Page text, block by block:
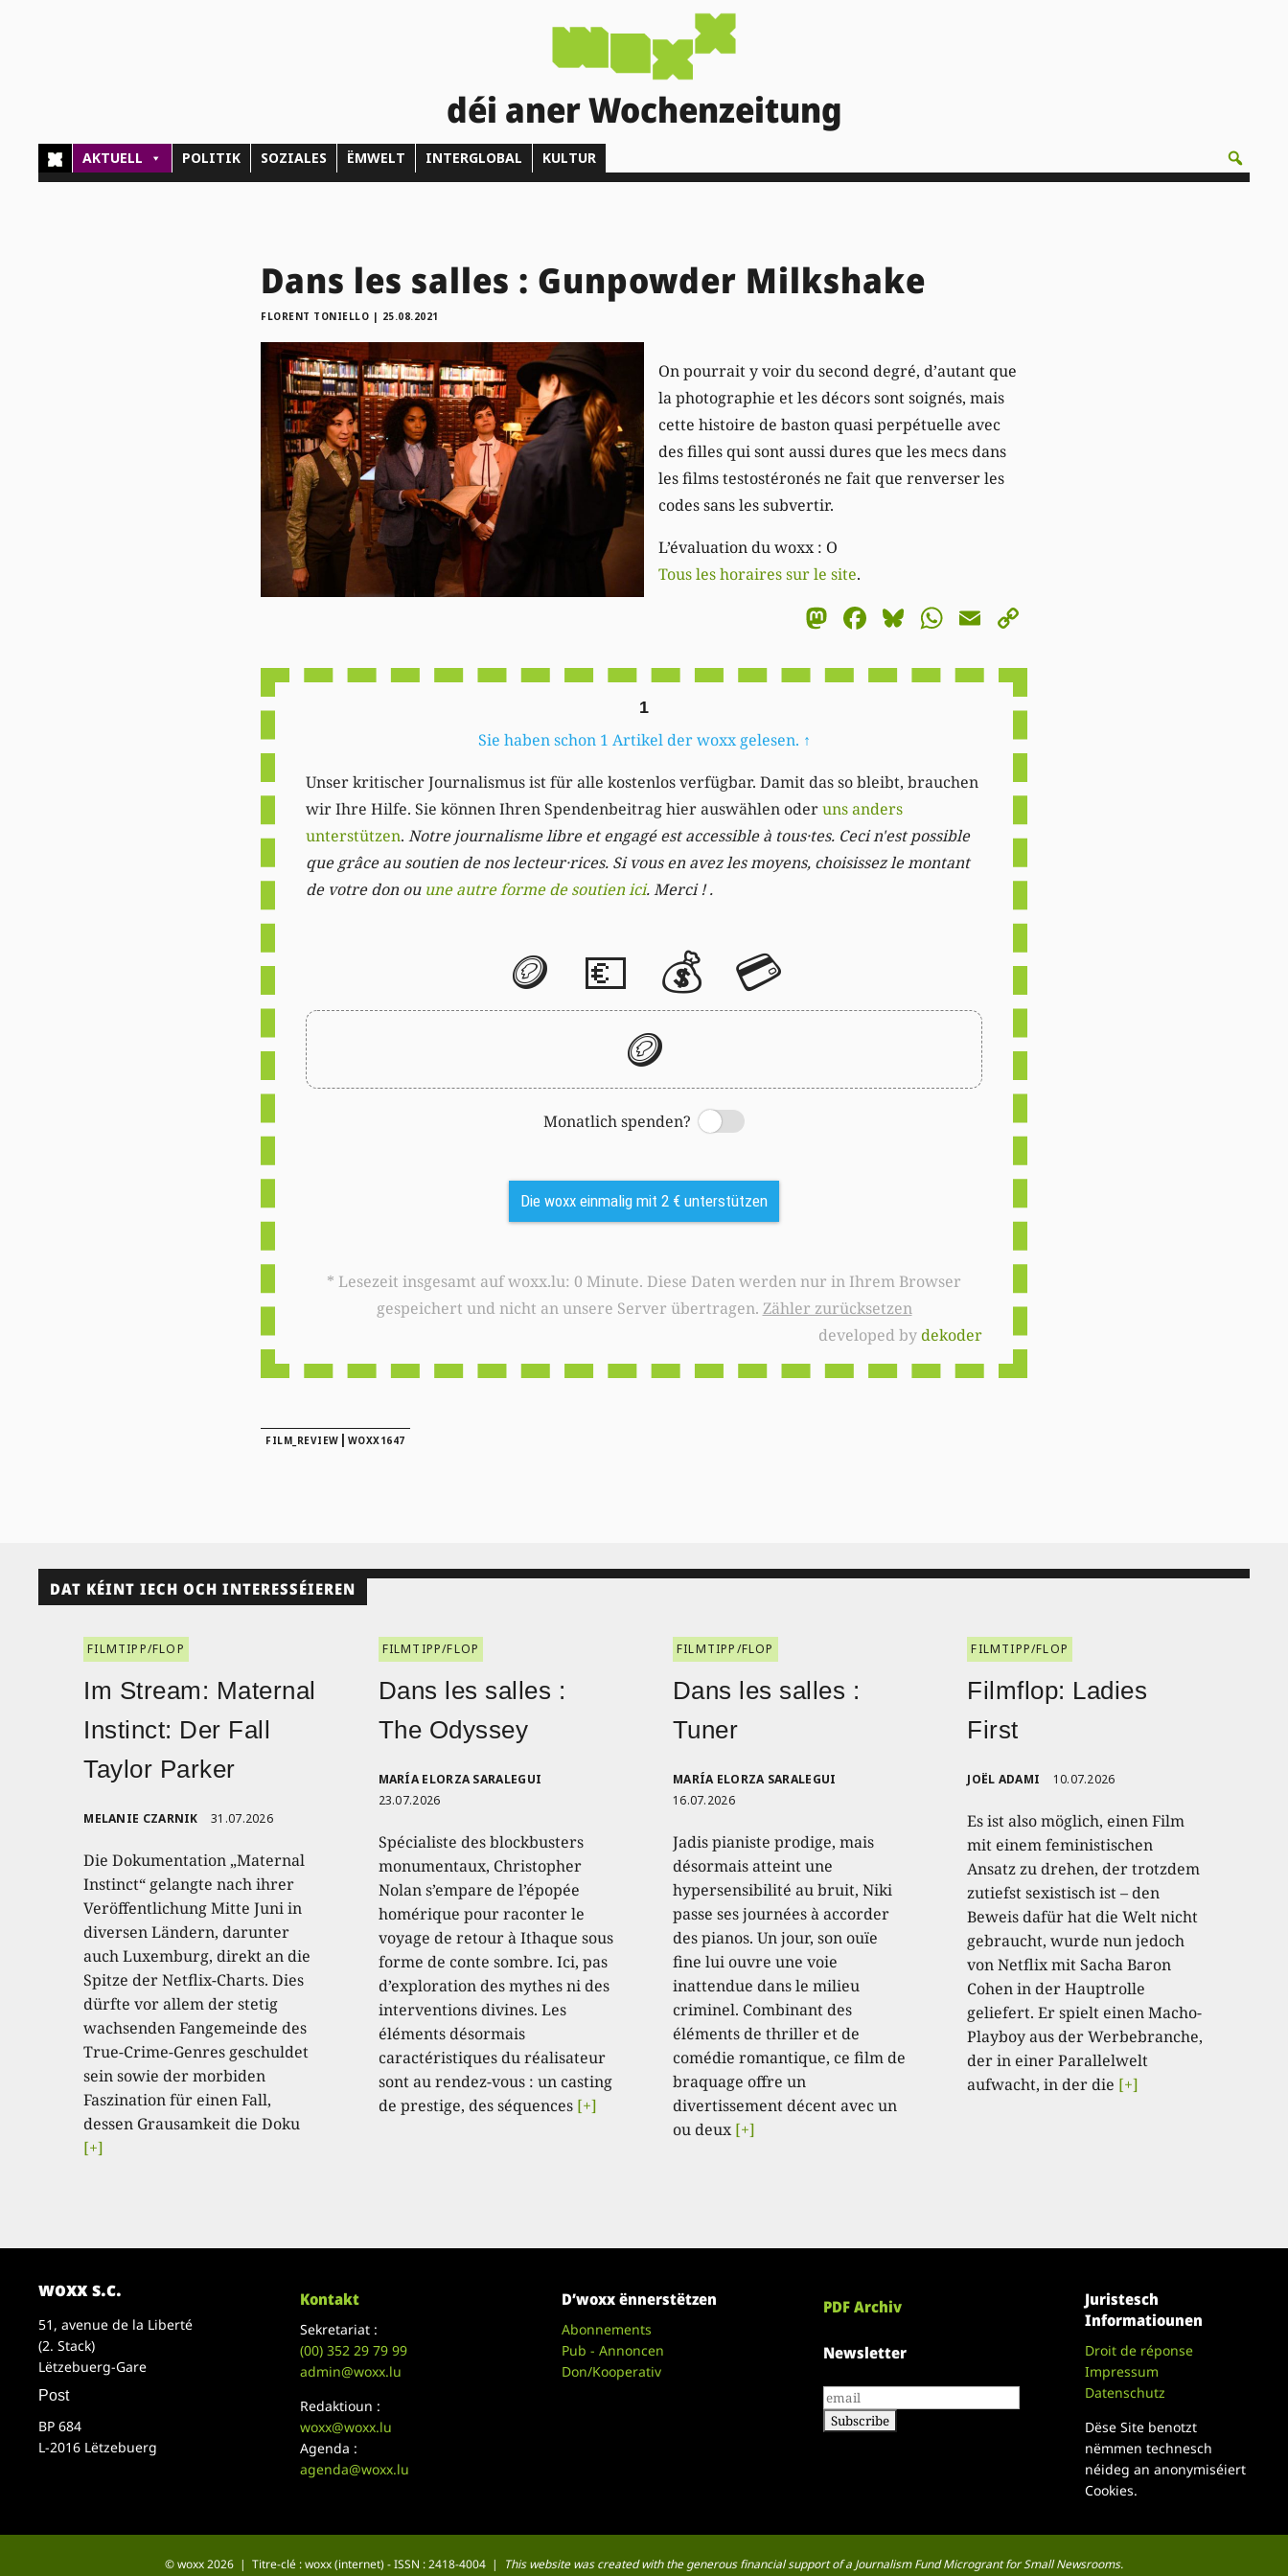
déi aner Wochenzeitung
AKTUELL POLITIK SOZIALES ËMWELT INTERGLOBAL KULTUR
Dans les salles : Gunpowder Milkshake
FLORENT TONIELLO | 25.08.2021
On pourrait y voir du second degré, d’autant que
la photographie et les décors sont soignés, mais
cette histoire de baston quasi perpétuelle avec
des filles qui sont aussi dures que les mecs dans
les films testostéronés ne fait que renverser les
codes sans les subvertir.
L’évaluation du woxx : O
Tous les horaires sur le site.
Mastodon
Facebook
Bluesky
WhatsApp
Email
1
Sie haben schon 1 Artikel der woxx gelesen. ↑
Unser kritischer Journalismus ist für alle kostenlos verfügbar. Damit das so bleibt, brauchen
wir Ihre Hilfe. Sie können Ihren Spendenbeitrag hier auswählen oderuns anders
unterstützen. Notre journalisme libre et engagé est accessible à tous·tes. Ceci n'est possible
que grâce au soutien de nos lecteur·rices. Si vous en avez les moyens, choisissez le montant
de votre don ou une autre forme de soutien ici. Merci ! .
🪙 💶 💰 💳
🪙
Monatlich spenden?
Switch
Die woxx einmalig mit 2 € unterstützen
* Lesezeit insgesamt auf woxx.lu: 0 Minute. Diese Daten werden nur in Ihrem Browser
gespeichert und nicht an unsere Server übertragen. Zähler zurücksetzen
developed bydekoder
FILM_REVIEW | WOXX1647
DAT KÉINT IECH OCH INTERESSÉIEREN
FILMTIPP/FLOP
Im Stream: Maternal
Instinct: Der Fall
Taylor Parker
MELANIE CZARNIK 31.07.2026
Die Dokumentation „Maternal
Instinct“ gelangte nach ihrer
Veröffentlichung Mitte Juni in
diversen Ländern, darunter
auch Luxemburg, direkt an die
Spitze der Netflix-Charts. Dies
dürfte vor allem der stetig
wachsenden Fangemeinde des
True-Crime-Genres geschuldet
sein sowie der morbiden
Faszination für einen Fall,
dessen Grausamkeit die Doku
[+]
FILMTIPP/FLOP
Dans les salles :
The Odyssey
MARÍA ELORZA SARALEGUI
23.07.2026
Spécialiste des blockbusters
monumentaux, Christopher
Nolan s’empare de l’épopée
homérique pour raconter le
voyage de retour à Ithaque sous
forme de conte sombre. Ici, pas
d’exploration des mythes ni des
interventions divines. Les
éléments désormais
caractéristiques du réalisateur
sont au rendez-vous : un casting
de prestige, des séquences [+]
FILMTIPP/FLOP
Dans les salles :
Tuner
MARÍA ELORZA SARALEGUI
16.07.2026
Jadis pianiste prodige, mais
désormais atteint une
hypersensibilité au bruit, Niki
passe ses journées à accorder
des pianos. Un jour, son ouïe
fine lui ouvre une voie
inattendue dans le milieu
criminel. Combinant des
éléments de thriller et de
comédie romantique, ce film de
braquage offre un
divertissement décent avec un
ou deux[+]
FILMTIPP/FLOP
Filmflop: Ladies
First
JOËL ADAMI 10.07.2026
Es ist also möglich, einen Film
mit einem feministischen
Ansatz zu drehen, der trotzdem
zutiefst sexistisch ist – den
Beweis dafür hat die Welt nicht
gebraucht, wurde nun jedoch
von Netflix mit Sacha Baron
Cohen in der Hauptrolle
geliefert. Er spielt einen Macho-
Playboy aus der Werbebranche,
der in einer Parallelwelt
aufwacht, in der die [+]
woxx s.c.
51, avenue de la Liberté
(2. Stack)
Lëtzebuerg-Gare
Post
BP 684
L-2016 Lëtzebuerg
Kontakt
Sekretariat :
(00)352 29 79 99
admin@woxx.lu
Redaktioun :
woxx@woxx.lu
Agenda :
agenda@woxx.lu
D’woxx ënnerstëtzen
Abonnements
Pub - Annoncen
Don/Kooperativ
PDF Archiv
Newsletter
Juristesch
Informatiounen
Droit de réponse
Impressum
Datenschutz
Dëse Site benotzt
nëmmen technesch
néideg an anonymiséiert
Cookies.
© woxx 2026 | Titre-clé : woxx (internet) - ISSN : 2418-4004 | This website was created with the generous financial support of a Journalism Fund Microgrant for Small Newsrooms.